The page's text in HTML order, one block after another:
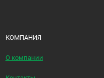
КОМПАНИЯ
О компании